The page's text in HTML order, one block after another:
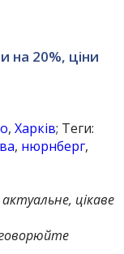
на 20%, ціни
,Харків; Теги:
, нюрнберг,
цікаве